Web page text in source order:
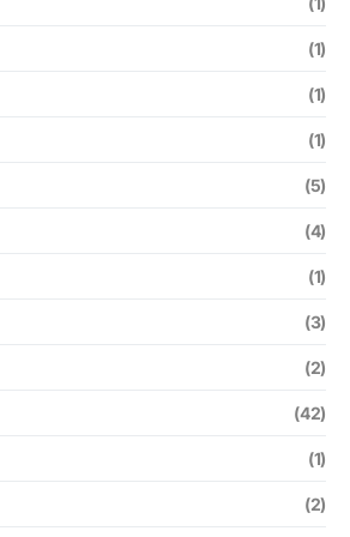
(1)
(1)
(1)
(5)
(4)
(1)
(3)
(2)
(42)
(1)
(2)